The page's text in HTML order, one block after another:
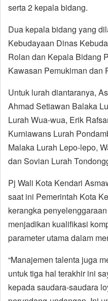
serta 2 kepala bidang.
Dua kepala bidang yang
Kebudayaan Dinas
Rolan dan Kepala Bidang
Kawasan Pemukiman dan
Untuk lurah diantaranya,
Ahmad Setiawan Balaka
Lurah Wua-wua, Erik
Kurniawans Lurah
Malaka Lurah Lepo-lepo,
dan Sovian Lurah
Pj Wali Kota Kendari
saat ini Pemerintah Kota
kerangka
menjadikan kualifikasi
parameter utama dalam
“Manajemen talenta juga
untuk tiga hal terakhir ini
kepada saudara-saudara